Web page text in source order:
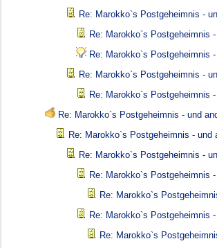
Re: Marokko`s Postgeheimnis -
Re: Marokko`s Postgeheimnis
Re: Marokko`s Postgeheimnis
Re: Marokko`s Postgeheimnis -
Re: Marokko`s Postgeheimnis
Re: Marokko`s Postgeheimnis - und
Re: Marokko`s Postgeheimnis - und
Re: Marokko`s Postgeheimnis -
Re: Marokko`s Postgeheimnis
Re: Marokko`s
Re: Marokko`s Postgeheimnis
Re: Marokko`s